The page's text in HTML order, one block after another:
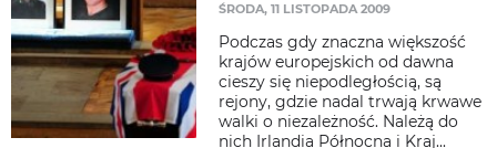
ŚRODA, 11 LISTOPADA 2009
Podczas gdy znaczna większość
krajów europejskich od dawna
cieszy się niepodległością, są
rejony, gdzie nadal trwają krwawe
walki o niezależność. Należą do
nich Irlandia Północna i Kraj...